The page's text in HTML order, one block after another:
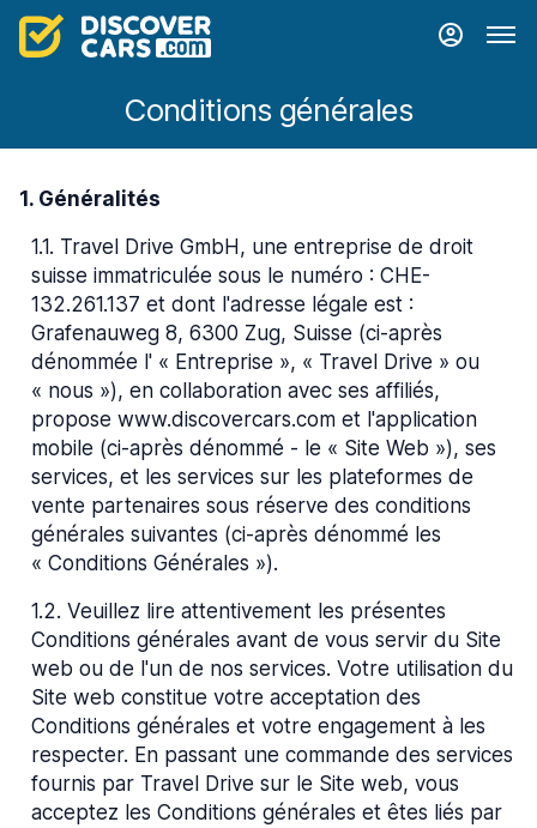
Conditions générales
1. Généralités
1.1. Travel Drive GmbH, une entreprise de droit
suisse immatriculée sous le numéro : CHE-
132.261.137 et dont l'adresse légale est :
Grafenauweg 8, 6300 Zug, Suisse (ci-après
dénommée l' « Entreprise », « Travel Drive » ou
« nous »), en collaboration avec ses affiliés,
propose www.discovercars.com et l'application
mobile (ci-après dénommé - le « Site Web »), ses
services, et les services sur les plateformes de
vente partenaires sous réserve des conditions
générales suivantes (ci-après dénommé les
« Conditions Générales »).
1.2. Veuillez lire attentivement les présentes
Conditions générales avant de vous servir du Site
web ou de l'un de nos services. Votre utilisation du
Site web constitue votre acceptation des
Conditions générales et votre engagement à les
respecter. En passant une commande des services
fournis par Travel Drive sur le Site web, vous
acceptez les Conditions générales et êtes liés par